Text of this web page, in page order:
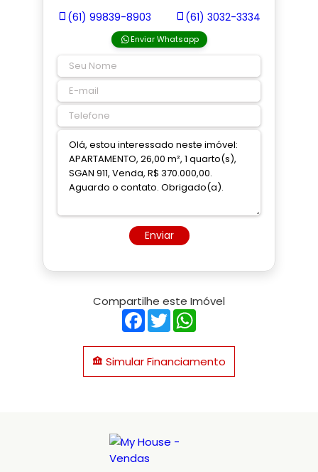
(61) 99839-8903 (61) 3032-3334
Enviar Whatsapp
Enviar
Compartilhe este Imóvel
Facebook
Twitter
Simular Financiamento